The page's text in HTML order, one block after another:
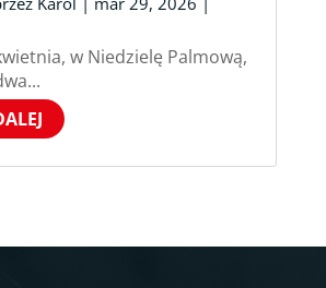
w Niedzielę Palmową,